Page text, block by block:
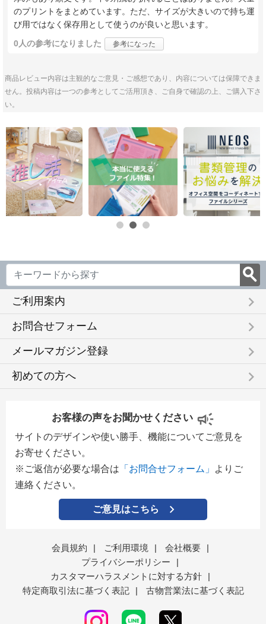
のプリントをまとめています。ただ、サイズが大きいので持ち運
び用ではなく保存用として使うのが良いと思います。
0人の参考になりました 参考になった
商品レビュー内容は主観的なご意見・ご感想であり、内容については保障できま
せん。投稿内容は一つの参考としてご活用頂き、ご自身で確認の上、ご購入下さ
い。
ご利用案内 keyboard_arrow_right
お問合せフォーム keyboard_arrow_right
メールマガジン登録 keyboard_arrow_right
初めての方へ keyboard_arrow_right
お客様の声をお聞かせください
サイトのデザインや使い勝手、機能についてご意見を
お寄せください。
※ご返信が必要な場合は 「お問合せフォーム」
よりご
連絡ください。
ご意見はこちら
会員規約 | ご利用環境 | 会社概要
|
プライバシーポリシー
|
カスタマーハラスメントに対する方針
|
特定商取引法に基づく表記
| 古物営業法に基づく表記